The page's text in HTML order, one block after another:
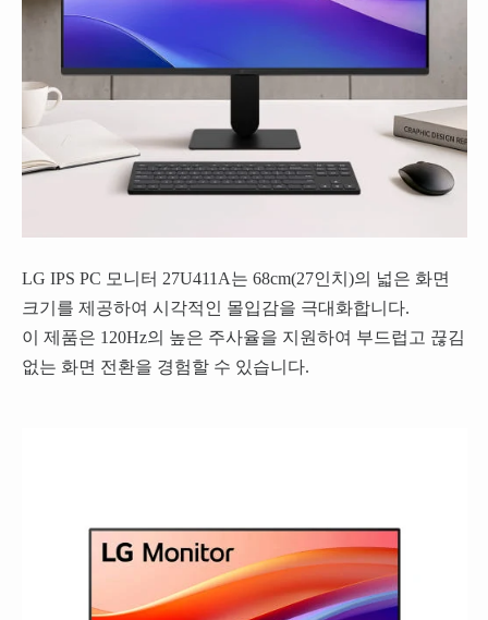
LG IPS PC 모니터 27U411A는 68cm(27인치)의 넓은 화면
크기를 제공하여 시각적인 몰입감을 극대화합니다.
이 제품은 120Hz의 높은 주사율을 지원하여 부드럽고 끊김
없는 화면 전환을 경험할 수 있습니다.